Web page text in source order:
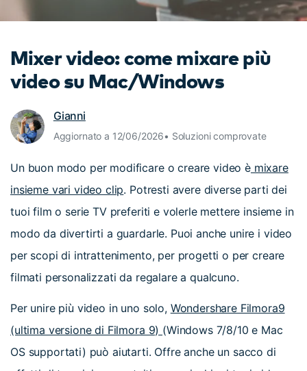
Tip per YouTube
Apprendimento
Mixer video: come mixare più
video su Mac/Windows
Gianni
Aggiornato a 12/06/2026• Soluzioni comprovate
Un buon modo per modificare o creare video èmixare
insieme vari video clip. Potresti avere diverse parti dei
tuoi film o serie TV preferiti e volerle mettere insieme in
modo da divertirti a guardarle. Puoi anche unire i video
per scopi di intrattenimento, per progetti o per creare
filmati personalizzati da regalare a qualcuno.
Per unire più video in uno solo, Wondershare Filmora9
(ultima versione di Filmora 9) (Windows 7/8/10 e Mac
OS supportati) può aiutarti. Offre anche un sacco di